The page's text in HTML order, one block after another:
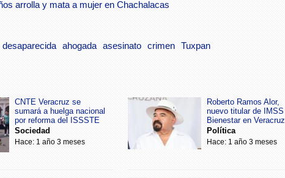
arrolla y mata a mujer en Chachalacas
desaparecida ahogada asesinato crimen Tuxpan
CNTE Veracruz se
sumará a huelga nacional
por reforma del ISSSTE
Sociedad
Hace: 1 año 3 meses
Roberto Ramos Alor,
nuevo titular de IMSS
Bienestar en Veracruz
Política
Hace: 1 año 3 meses